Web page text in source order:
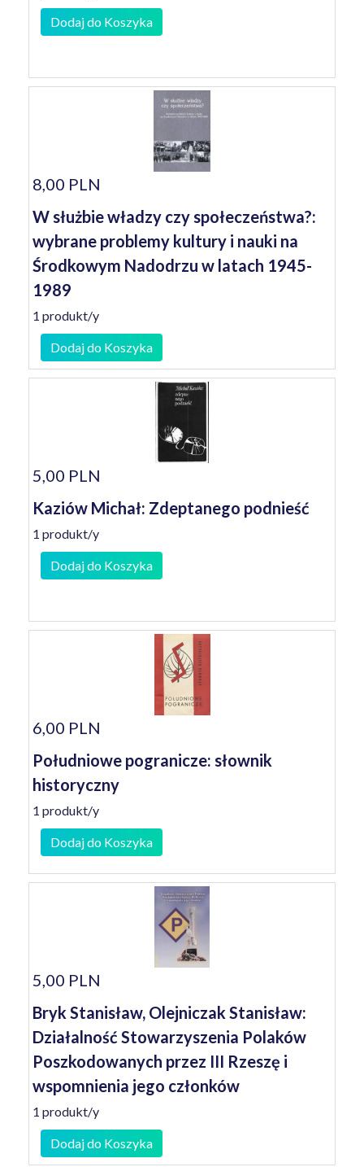
Dodaj do Koszyka
8,00 PLN
W służbie władzy czy społeczeństwa?:
wybrane problemy kultury i nauki na
Środkowym Nadodrzu w latach 1945-
1989
1 produkt/y
Dodaj do Koszyka
5,00 PLN
Kaziów Michał: Zdeptanego podnieść
1 produkt/y
Dodaj do Koszyka
6,00 PLN
Południowe pogranicze: słownik
historyczny
1 produkt/y
Dodaj do Koszyka
5,00 PLN
Bryk Stanisław, Olejniczak Stanisław:
Działalność Stowarzyszenia Polaków
Poszkodowanych przez III Rzeszę i
wspomnienia jego członków
1 produkt/y
Dodaj do Koszyka